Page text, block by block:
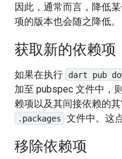
因此，通常而言，降低
项的版本也会随之降低。
获取新的依赖项
如果在执行 dart pub
加至 pubspec 文件中，
赖项以及其间接依赖的
.packages 文件中。这
移除依赖项